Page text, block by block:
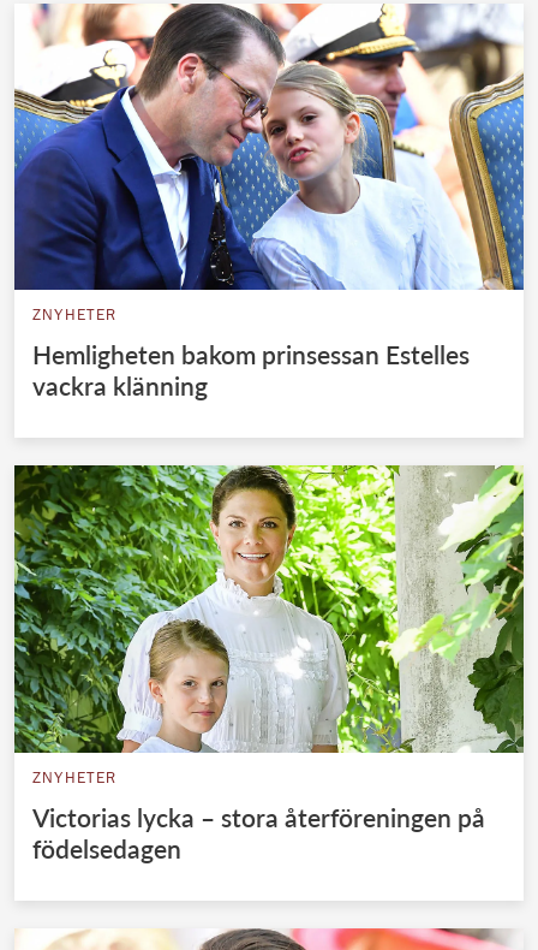
ZNYHETER
Hemligheten bakom prinsessan Estelles
vackra klänning
ZNYHETER
Victorias lycka – stora återföreningen på
födelsedagen